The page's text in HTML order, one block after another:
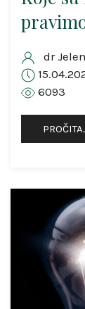
dr
6093